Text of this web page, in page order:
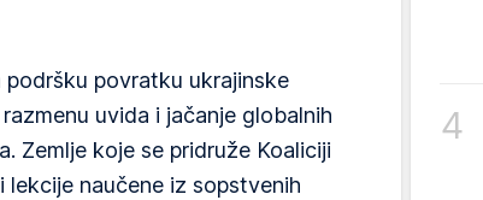
podršku povratku ukrajinske
uvida i jačanje globalnih
Zemlje koje se pridruže Koaliciji
naučene iz sopstvenih
4